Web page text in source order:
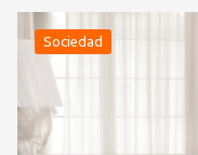
Sociedad